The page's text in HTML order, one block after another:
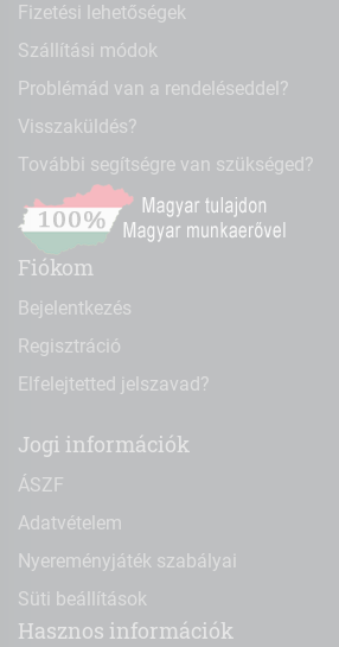
Fizetési lehetőségek
Szállítási módok
Problémád van a rendeléseddel?
Visszaküldés?
További segítségre van szükséged?
Fiókom
Bejelentkezés
Regisztráció
Elfelejtetted jelszavad?
Jogi információk
ÁSZF
Adatvételem
Nyereményjáték szabályai
Süti beállítások
Hasznos információk